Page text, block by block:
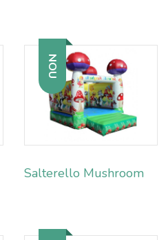
NOU
Salterello Mushroom